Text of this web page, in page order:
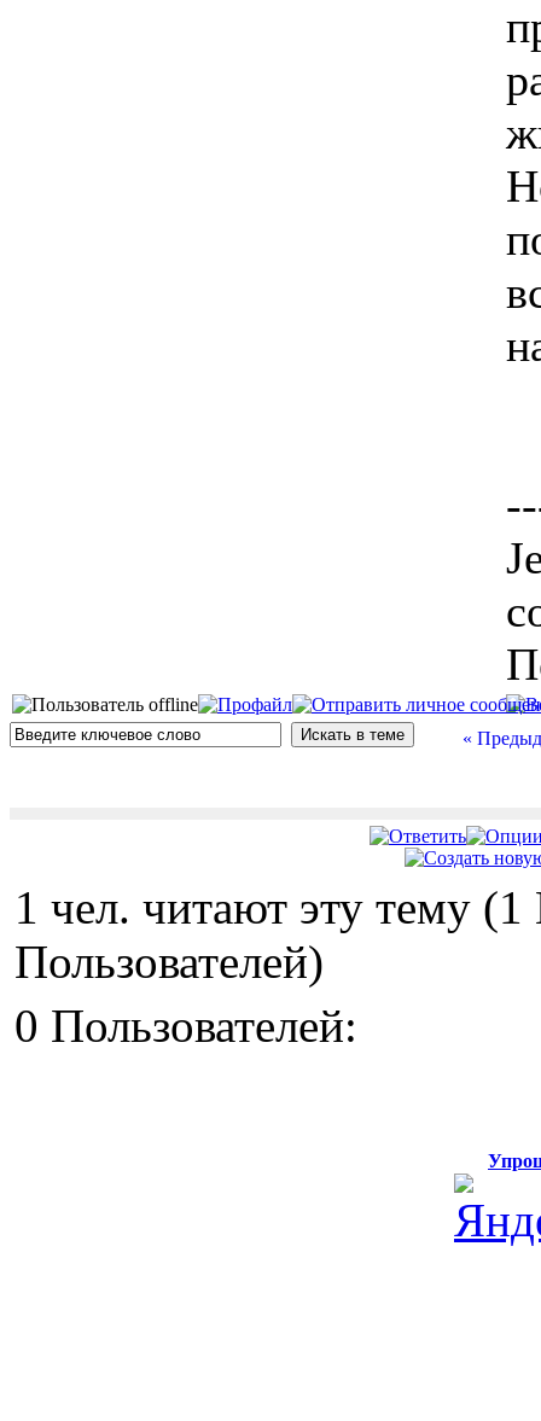
«
1 чел. читают эту тему
Пользователей)
0 Пользователей: